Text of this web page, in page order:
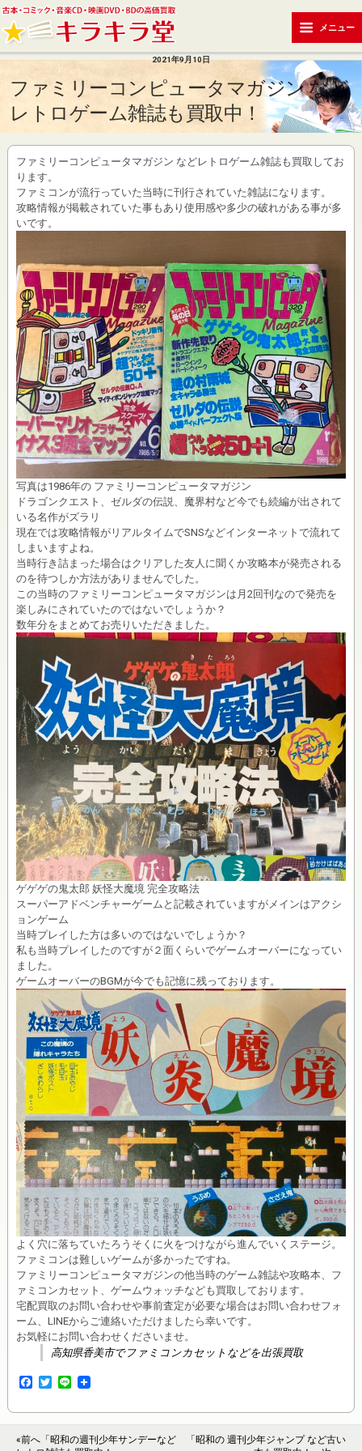
メニュー
2021年9月10日
ファミリーコンピュータマガジン など
レトロゲーム雑誌も買取中！
ファミリーコンピュータマガジン などレトロゲーム雑誌も買取してお
ります。
ファミコンが流行っていた当時に刊行されていた雑誌になります。
攻略情報が掲載されていた事もあり使用感や多少の破れがある事が多
いです。
写真は1986年の ファミリーコンピュータマガジン
ドラゴンクエスト、ゼルダの伝説、魔界村など今でも続編が出されて
いる名作がズラリ
現在では攻略情報がリアルタイムでSNSなどインターネットで流れて
しまいますよね。
当時行き詰まった場合はクリアした友人に聞くか攻略本が発売される
のを待つしか方法がありませんでした。
この当時のファミリーコンピュータマガジンは月2回刊なので発売を
楽しみにされていたのではないでしょうか？
数年分をまとめてお売りいただきました。
ゲゲゲの鬼太郎 妖怪大魔境 完全攻略法
スーパーアドベンチャーゲームと記載されていますがメインはアクシ
ョンゲーム
当時プレイした方は多いのではないでしょうか？
私も当時プレイしたのですが２面くらいでゲームオーバーになってい
ました。
ゲームオーバーのBGMが今でも記憶に残っております。
よく穴に落ちていたろうそくに火をつけながら進んでいくステージ。
ファミコンは難しいゲームが多かったですね。
ファミリーコンピュータマガジンの他当時のゲーム雑誌や攻略本、フ
ァミコンカセット、ゲームウォッチなども買取しております。
宅配買取のお問い合わせや事前査定が必要な場合はお問い合わせフォ
ーム、LINEからご連絡いただけましたら幸いです。
お気軽にお問い合わせくださいませ。
高知県香美市でファミコンカセットなどを出張買取
F
e
o
T
t
t
e
L
e
«前へ「昭和の週刊少年サンデーなど
「昭和の 週刊少年ジャンプ など古い